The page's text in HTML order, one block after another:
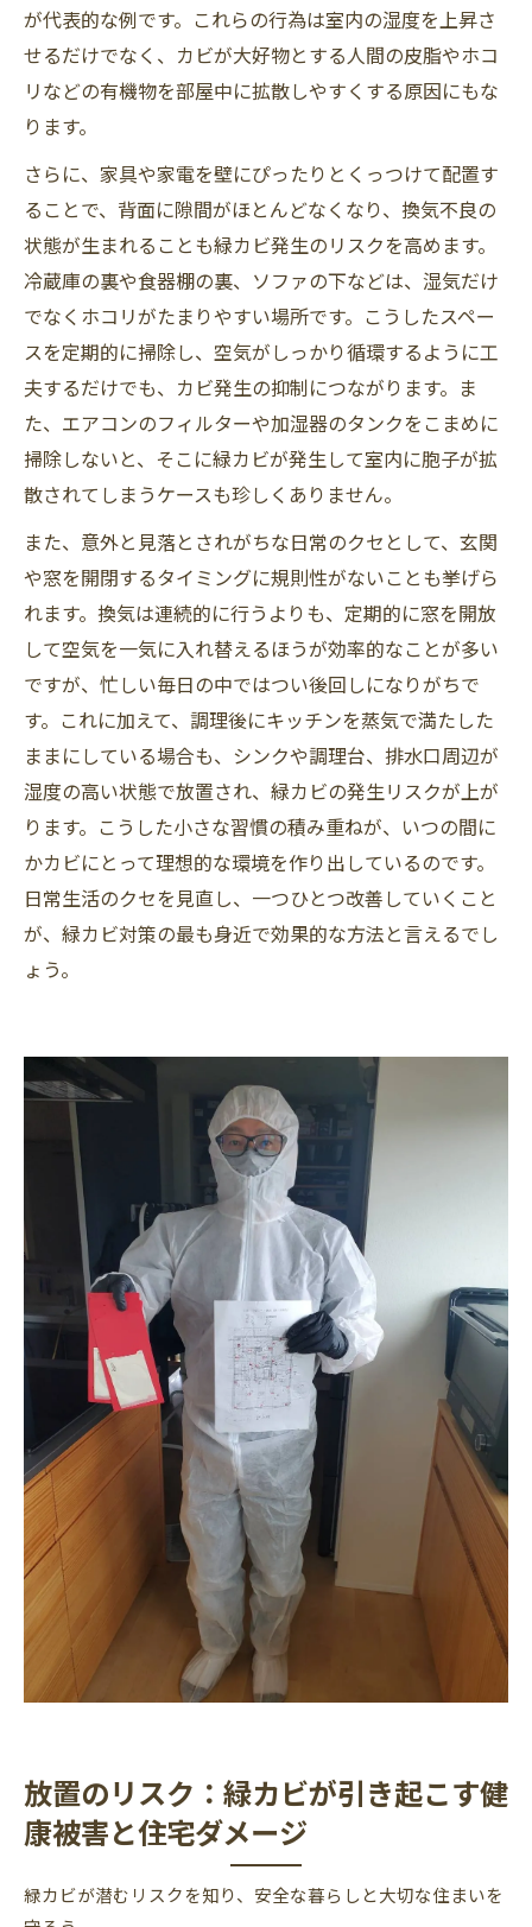
が代表的な例です。これらの行為は室内の湿度を上昇さ
せるだけでなく、カビが大好物とする人間の皮脂やホコ
リなどの有機物を部屋中に拡散しやすくする原因にもな
ります。
さらに、家具や家電を壁にぴったりとくっつけて配置す
ることで、背面に隙間がほとんどなくなり、換気不良の
状態が生まれることも緑カビ発生のリスクを高めます。
冷蔵庫の裏や食器棚の裏、ソファの下などは、湿気だけ
でなくホコリがたまりやすい場所です。こうしたスペー
スを定期的に掃除し、空気がしっかり循環するように工
夫するだけでも、カビ発生の抑制につながります。ま
た、エアコンのフィルターや加湿器のタンクをこまめに
掃除しないと、そこに緑カビが発生して室内に胞子が拡
散されてしまうケースも珍しくありません。
また、意外と見落とされがちな日常のクセとして、玄関
や窓を開閉するタイミングに規則性がないことも挙げら
れます。換気は連続的に行うよりも、定期的に窓を開放
して空気を一気に入れ替えるほうが効率的なことが多い
ですが、忙しい毎日の中ではつい後回しになりがちで
す。これに加えて、調理後にキッチンを蒸気で満たした
ままにしている場合も、シンクや調理台、排水口周辺が
湿度の高い状態で放置され、緑カビの発生リスクが上が
ります。こうした小さな習慣の積み重ねが、いつの間に
かカビにとって理想的な環境を作り出しているのです。
日常生活のクセを見直し、一つひとつ改善していくこと
が、緑カビ対策の最も身近で効果的な方法と言えるでし
ょう。
放置のリスク：緑カビが引き起こす健
康被害と住宅ダメージ
緑カビが潜むリスクを知り、安全な暮らしと大切な住まいを